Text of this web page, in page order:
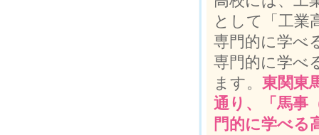
として「工業
専門的に学べ
専門的に学べ
ます。 東関東
通り、「馬事
門的に学べる